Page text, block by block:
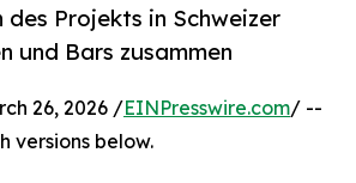
Projekts in Schweizer
und Bars zusammen
26, 2026 /EINPresswire.com/ --
versions below.